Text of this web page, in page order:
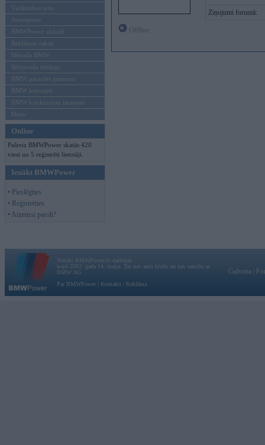
Vadāmības tests
Autosports
BMWPower aktuāli
Reklāmas raksti
Mēneša BMW
Sērijveida tūnings
BMW pasaules jaunumi
BMW koncepti
BMW konkurentu jaunumi
Moto
Online
Pašreiz BMWPower skatās 420
viesi un 5 reģistrēti lietotāji.
Ienākt BMWPower
• Pieslēgties
• Reģistrēties
• Aizmirsi paroli?
Ziņojumi forumā:
Vortāls BMWPower.lv darbojas
kopš 2002. gada 14. maija. Tas nav auto klubs un nav saistīts ar
BMW AG.
Par BMWPower
Kontakti Reklāma
Galvena